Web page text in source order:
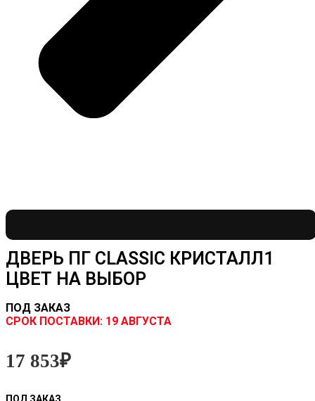
ДВЕРЬ ПГ CLASSIC КРИСТАЛЛ1
ЦВЕТ НА ВЫБОР
ПОД ЗАКАЗ
CРОК ПОСТАВКИ: 19 АВГУСТА
17 853₽